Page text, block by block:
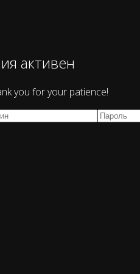
активен
you for your patience!